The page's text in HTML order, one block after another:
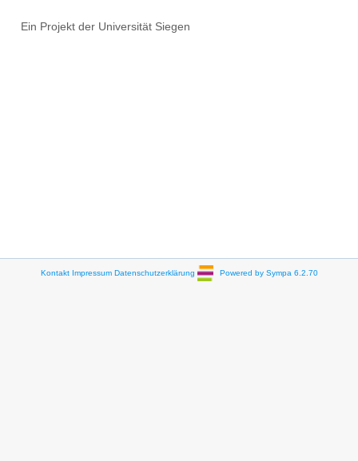
Ein Projekt der Universität Siegen
Kontakt Impressum Datenschutzerklärung Powered by Sympa 6.2.70